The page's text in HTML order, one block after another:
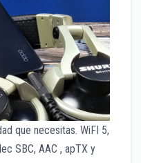
que necesitas. WiFI 5,
SBC, AAC , apTX y